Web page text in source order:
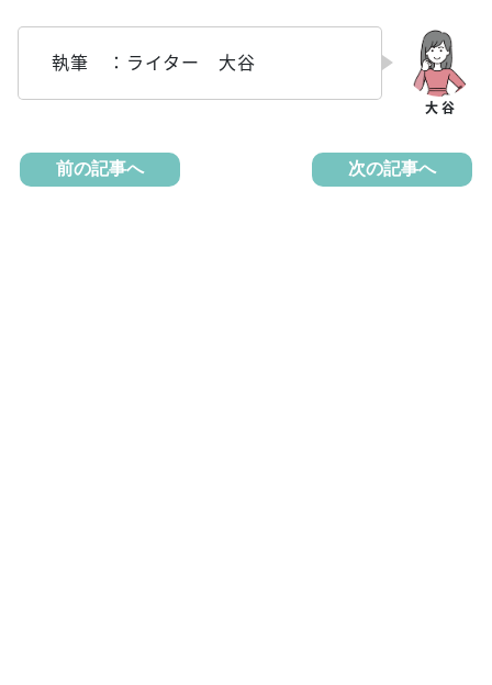
執筆 ：ライター 大谷
前の記事へ 次の記事へ